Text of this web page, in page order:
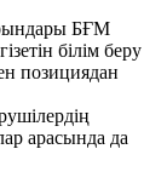
БҒМ
білім беру
позициядан
арасында да